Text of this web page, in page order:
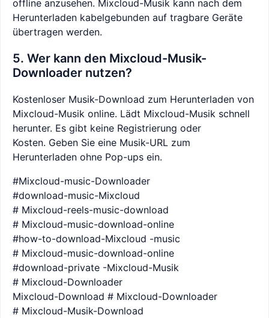
offline anzusehen. Mixcloud-Musik kann nach dem
Herunterladen kabelgebunden auf tragbare Geräte
übertragen werden.
5. Wer kann den Mixcloud-Musik-
Downloader nutzen?
Kostenloser Musik-Download zum Herunterladen von
Mixcloud-Musik online. Lädt Mixcloud-Musik schnell
herunter. Es gibt keine Registrierung oder
Kosten. Geben Sie eine Musik-URL zum
Herunterladen ohne Pop-ups ein.
#Mixcloud-music-Downloader
#download-music-Mixcloud
# Mixcloud-reels-music-download
# Mixcloud-music-download-online
#how-to-download-Mixcloud -music
# Mixcloud-music-download-online
#download-private -Mixcloud-Musik
# Mixcloud-Downloader
Mixcloud-Download # Mixcloud-Downloader
# Mixcloud-Musik-Download